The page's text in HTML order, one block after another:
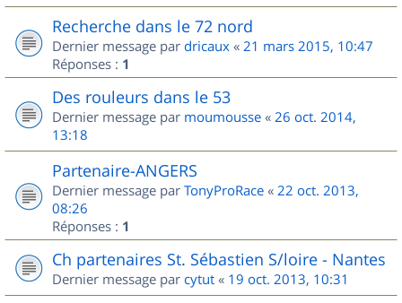
Recherche dans le 72 nord
Dernier message par dricaux « 21 mars 2015, 10:47
Réponses : 1
Des rouleurs dans le 53
Dernier message par moumousse « 26 oct. 2014,
13:18
Partenaire-ANGERS
Dernier message par TonyProRace « 22 oct. 2013,
08:26
Réponses : 1
Ch partenaires St. Sébastien S/loire - Nantes
Dernier message par cytut « 19 oct. 2013, 10:31